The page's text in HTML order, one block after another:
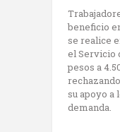
beneficio
se realice
el Servicio
pesos a
su apoyo a
demanda.